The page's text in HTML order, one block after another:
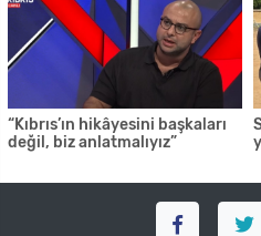
“Kıbrıs’ın hikâyesini başkaları
değil, biz anlatmalıyız”